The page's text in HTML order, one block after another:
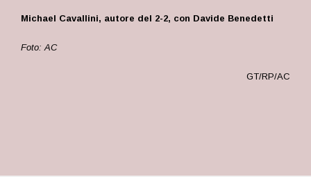
Michael Cavallini, autore del 2-2, con Davide Benedetti
Foto: AC
GT/RP/AC